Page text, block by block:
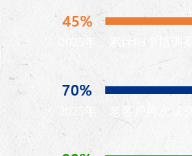
2025年，累计69个培训
2025年，老客户再次成